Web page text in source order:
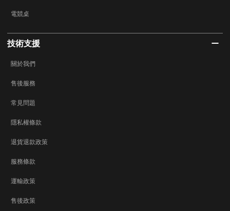
電競桌
技術支援
關於我們
售後服務
常見問題
隱私權條款
退貨退款政策
服務條款
運輸政策
售後政策